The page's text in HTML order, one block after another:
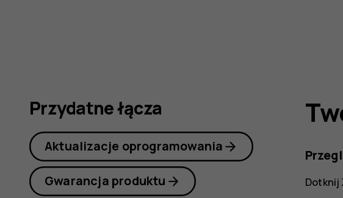
Dotknij
Przydatne łącza
Aktualizacje oprogramowania
Gwarancja produktu